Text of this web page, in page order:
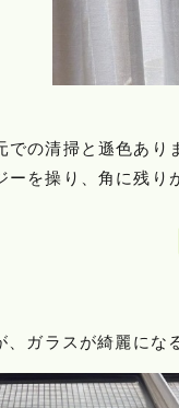
の清掃と遜色あり
を操り、角に残り
ガラスが綺麗にな